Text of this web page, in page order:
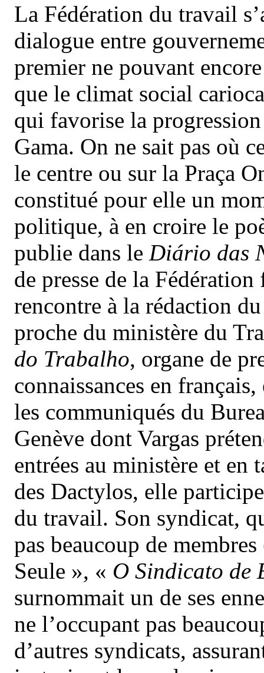
La Fédération du travail
dialogue entre
premier ne pouvant
que le climat social
qui favorise la
Gama. On ne sait pas où
le centre ou sur la Praça
constitué pour elle un
politique, à en croire le
publie dans le Diário das
de presse de la
rencontre à la rédaction
proche du ministère du
do Trabalho, organe de
connaissances en
les communiqués du
Genève dont Vargas
entrées au ministère et en
des Dactylos, elle
du travail. Son syndicat,
pas beaucoup de
Seule », « O Sindicato de
surnommait un de ses
ne l’occupant pas
d’autres syndicats,